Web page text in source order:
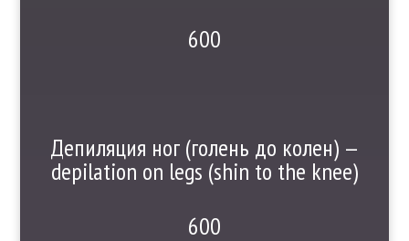
600
Депиляция ног (голень до колен) —
depilation on legs (shin to the knee)
600